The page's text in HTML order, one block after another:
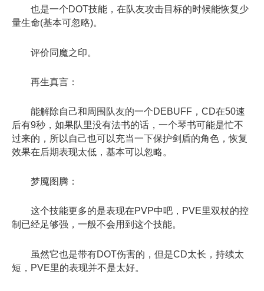
也是一个DOT技能，在队友攻击目标的时候能恢复少
量生命(基本可忽略)。
评价同魔之印。
再生真言：
能解除自己和周围队友的一个DEBUFF，CD在50速
后有9秒，如果队里没有法书的话，一个琴书可能是忙不
过来的，所以自己也可以充当一下保护剑盾的角色，恢复
效果在后期表现太低，基本可以忽略。
梦魇图腾：
这个技能更多的是表现在PVP中吧，PVE里双杖的控
制已经足够强，一般不会用到这个技能。
虽然它也是带有DOT伤害的，但是CD太长，持续太
短，PVE里的表现并不是太好。